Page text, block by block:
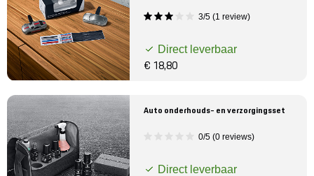
3/5 (1 review)
Direct leverbaar
€ 18,80
Auto onderhouds- en verzorgingsset
0/5 (0 reviews)
Direct leverbaar